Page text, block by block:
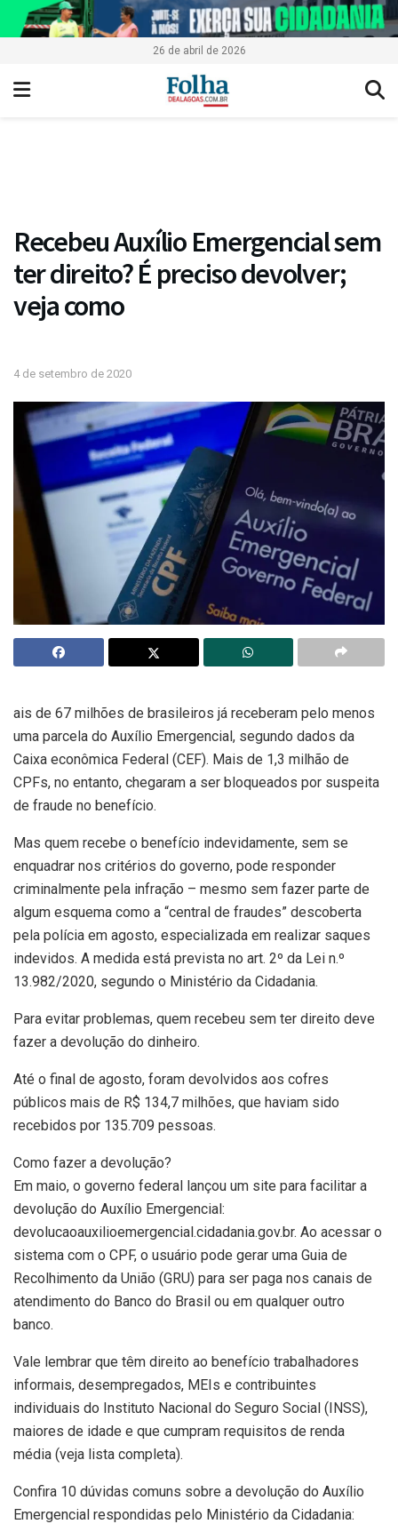
26 de abril de 2026
Recebeu Auxílio Emergencial sem
ter direito? É preciso devolver;
veja como
4 de setembro de 2020
ais de 67 milhões de brasileiros já receberam pelo menos
uma parcela do Auxílio Emergencial, segundo dados da
Caixa econômica Federal (CEF). Mais de 1,3 milhão de
CPFs, no entanto, chegaram a ser bloqueados por suspeita
de fraude no benefício.
Mas quem recebe o benefício indevidamente, sem se
enquadrar nos critérios do governo, pode responder
criminalmente pela infração – mesmo sem fazer parte de
algum esquema como a “central de fraudes” descoberta
pela polícia em agosto, especializada em realizar saques
indevidos. A medida está prevista no art. 2º da Lei n.º
13.982/2020, segundo o Ministério da Cidadania.
Para evitar problemas, quem recebeu sem ter direito deve
fazer a devolução do dinheiro.
Até o final de agosto, foram devolvidos aos cofres
públicos mais de R$ 134,7 milhões, que haviam sido
recebidos por 135.709 pessoas.
Como fazer a devolução?
Em maio, o governo federal lançou um site para facilitar a
devolução do Auxílio Emergencial:
devolucaoauxilioemergencial.cidadania.gov.br. Ao acessar o
sistema com o CPF, o usuário pode gerar uma Guia de
Recolhimento da União (GRU) para ser paga nos canais de
atendimento do Banco do Brasil ou em qualquer outro
banco.
Vale lembrar que têm direito ao benefício trabalhadores
informais, desempregados, MEIs e contribuintes
individuais do Instituto Nacional do Seguro Social (INSS),
maiores de idade e que cumpram requisitos de renda
média (veja lista completa).
Confira 10 dúvidas comuns sobre a devolução do Auxílio
Emergencial respondidas pelo Ministério da Cidadania: